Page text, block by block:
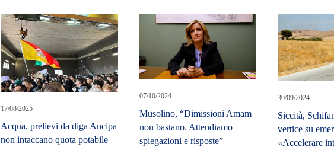
17/08/2025
Acqua, prelievi da diga Ancipa
non intaccano quota potabile
07/10/2024
Musolino, “Dimissioni Amam
non bastano. Attendiamo
spiegazioni e risposte”
30/09/2024
Siccità,
vertice su
«Accelerare